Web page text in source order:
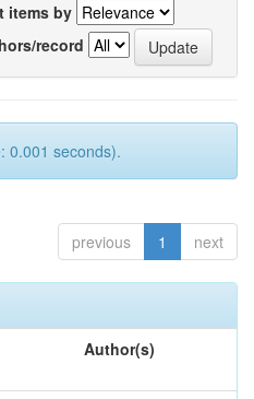
items by
record
0.001 seconds).
previous 1 next
Author(s)